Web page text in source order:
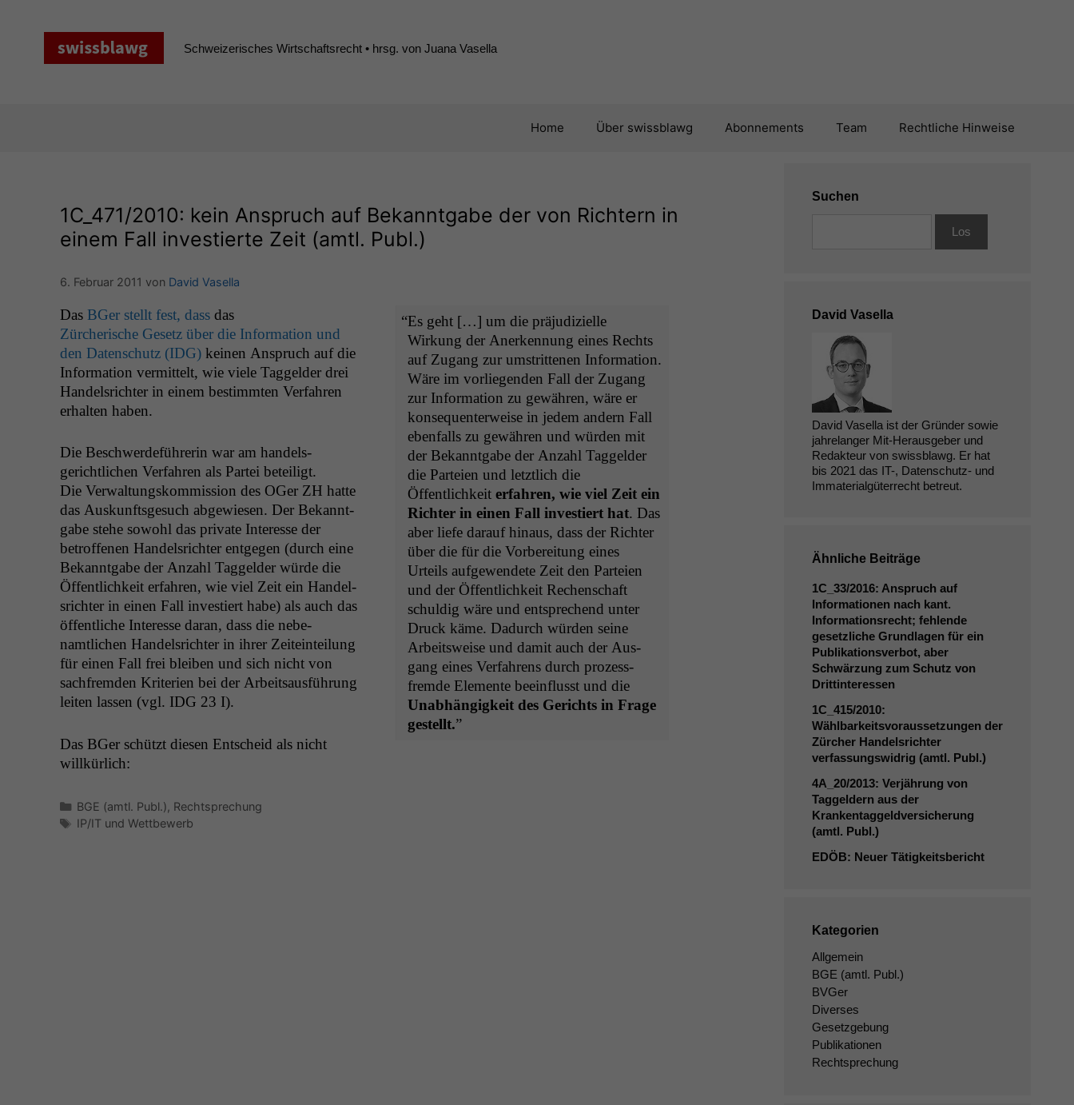
Schweizerisches Wirtschaftsrecht • hrsg. von Juana Vasella
Home Über swissblawg Abonnements Team Rechtliche Hinweise
1C_471/2010: kein Anspruch auf Bekanntgabe der von Richtern in
einem Fall investierte Zeit (amtl. Publ.)
6. Februar 2011 von David Vasella
Das BGer stellt fest, dassdas
Zürcherische Gesetz über die Infor­ma­tion und
den Daten­schutz (IDG)keinen Anspruch auf die
Infor­ma­tion ver­mit­telt, wie viele Taggelder drei
Han­del­srichter in einem bes­timmten Ver­fahren
erhal­ten haben.
Die Beschw­erde­führerin war am han­dels­
gerichtlichen Ver­fahren als Partei beteiligt.
Die Ver­wal­tungskom­mis­sion des OGer ZH hat­te
das Auskun­fts­ge­such abgewiesen. Der Bekan­nt­
gabe ste­he sowohl das pri­vate Inter­esse der
betrof­fe­nen Han­del­srichter ent­ge­gen (durch eine
Bekan­nt­gabe der Anzahl Taggelder würde die
Öffentlichkeit erfahren, wie viel Zeit ein Han­del­
srichter in einen Fall investiert habe) als auch das
öffentliche Inter­esse daran, dass die nebe­
namtlichen Han­del­srichter in ihrer Zeit­ein­teilung
für einen Fall frei bleiben und sich nicht von
sach­frem­den Kri­te­rien bei der Arbeit­saus­führung
leit­en lassen (vgl. IDG 23 I).
Das BGer schützt diesen Entscheid als nicht
willkürlich:
“Es geht […] um die präjudizielle
Wirkung der Anerken­nung eines Rechts
auf Zugang zur umstrit­te­nen Infor­ma­tion.
Wäre im vor­liegen­den Fall der Zugang
zur Infor­ma­tion zu gewähren, wäre er
kon­se­quenter­weise in jedem andern Fall
eben­falls zu gewähren und wür­den mit
der Bekan­nt­gabe der Anzahl Taggelder
die Parteien und let­ztlich die
Öffentlichkeit erfahren, wie viel Zeit ein
Richter in einen Fall investiert hat. Das
aber liefe darauf hin­aus, dass der Richter
über die für die Vor­bere­itung eines
Urteils aufgewen­dete Zeit den Parteien
und der Öffentlichkeit Rechen­schaft
schuldig wäre und entsprechend unter
Druck käme. Dadurch wür­den seine
Arbeitsweise und damit auch der Aus­
gang eines Ver­fahrens durch prozess­
fremde Ele­mente bee­in­flusst und die
Unab­hängigkeit des Gerichts in Frage
gestellt.”
Kategorien
BGE (amtl. Publ.), Rechtsprechung
Schlagwörter
IP/IT und Wettbewerb
Suchen
David Vasella
David Vasella ist der Gründer sowie
jahrelanger Mit-Herausgeber und
Redakteur von swissblawg. Er hat
bis 2021 das IT-, Datenschutz- und
Immaterialgüterrecht betreut.
Ähnliche Beiträge
1C_33/2016: Anspruch auf
Informationen nach kant.
Informationsrecht; fehlende
gesetzliche Grundlagen für ein
Publikationsverbot, aber
Schwärzung zum Schutz von
Drittinteressen
1C_415/2010:
Wählbarkeitsvoraussetzungen der
Zürcher Handelsrichter
verfassungswidrig (amtl. Publ.)
4A_20/2013: Verjährung von
Taggeldern aus der
Krankentaggeldversicherung
(amtl. Publ.)
EDÖB: Neuer Tätigkeitsbericht
Kategorien
Allgemein
BGE (amtl. Publ.)
BVGer
Diverses
Gesetzgebung
Publikationen
Rechtsprechung